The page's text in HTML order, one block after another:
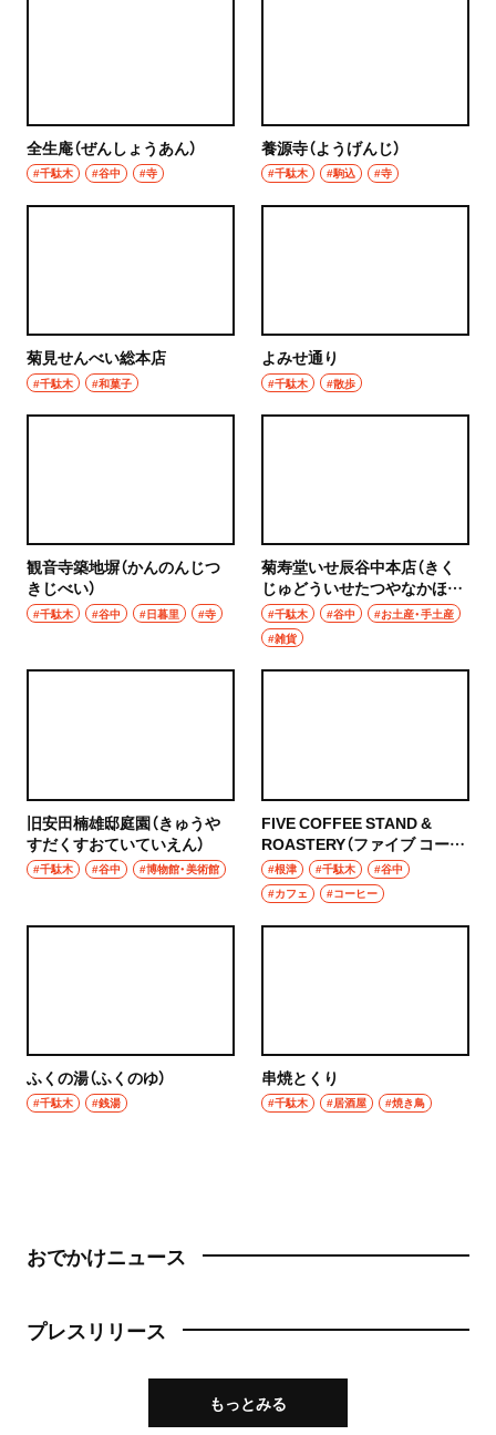
全生庵（ぜんしょうあん）
#千駄木 #谷中 #寺
養源寺（ようげんじ）
#千駄木 #駒込 #寺
菊見せんべい総本店
#千駄木 #和菓子
よみせ通り
#千駄木 #散歩
観音寺築地塀（かんのんじつ
きじべい）
#千駄木 #谷中 #日暮里 #寺
菊寿堂いせ辰谷中本店（きく
じゅどういせたつやなかほん
てん）
#千駄木 #谷中
#お土産・手土産
#雑貨
旧安田楠雄邸庭園（きゅうや
すだくすおていていえん）
#千駄木 #谷中 #博物館・美術館
FIVE COFFEE STAND &
ROASTERY（ファイブ コーヒ
ー スタンド ロースタリー）
#根津 #千駄木
#谷中
#カフェ
#コーヒー
ふくの湯（ふくのゆ）
#千駄木 #銭湯
串焼とくり
#千駄木 #居酒屋 #焼き鳥
おでかけニュース
プレスリリース
もっとみる